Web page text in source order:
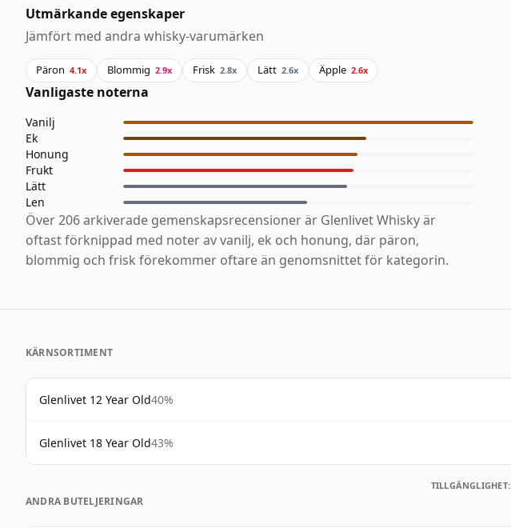
Utmärkande egenskaper
Jämfört med andra whisky-varumärken
Päron 4.1x Blommig 2.9x Frisk 2.8x Lätt 2.6x Äpple 2.6x
Vanligaste noterna
Vanilj
Ek
Honung
Frukt
Lätt
Len
Över 206 arkiverade gemenskapsrecensioner är Glenlivet Whisky är
oftast förknippad med noter av vanilj, ek och honung, där päron,
blommig och frisk förekommer oftare än genomsnittet för kategorin.
KÄRNSORTIMENT
Glenlivet 12 Year Old40%
Glenlivet 18 Year Old43%
TILLGÄNGLIGHET:
ANDRA BUTELJERINGAR